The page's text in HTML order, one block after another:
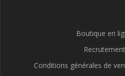
Boutique en
Recrutement
Conditions générales de